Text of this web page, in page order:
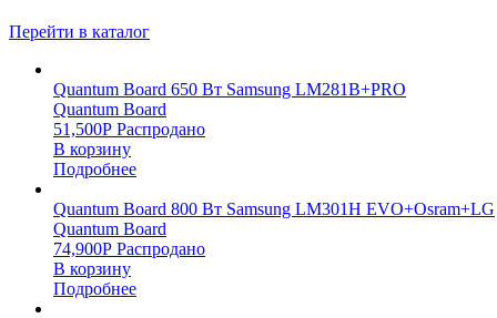
Перейти в каталог
Quantum Board 650 Вт Samsung LM281B+PRO
Quantum Board
51,500Р Распродано
В корзину
Подробнее
Quantum Board 800 Вт Samsung LM301H EVO+Osram+LG
Quantum Board
74,900Р Распродано
В корзину
Подробнее